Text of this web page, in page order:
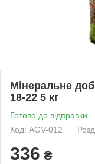
Мінеральне
18-22 5 кг
Готово до відправки
Код: AGV-012
336 ₴